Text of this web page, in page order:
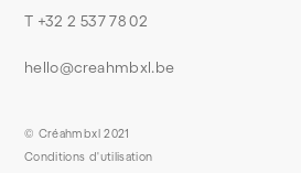
T +32 2 537 78 02
hello@creahmbxl.be
© Créahmbxl 2021
Conditions d'utilisation